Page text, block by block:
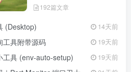
192篇文章
(Desktop) 14天前
工具附带源码 19天前
工具 (env-auto-setup) 19天前